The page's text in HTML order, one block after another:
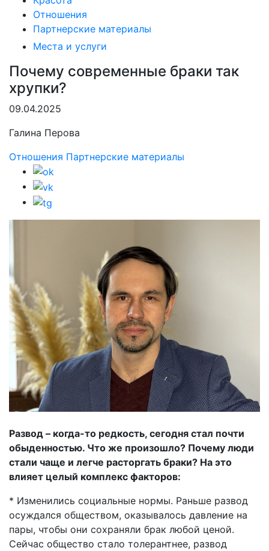
Отношения
Партнерские материалы
Места и услуги
Почему современные браки так
хрупки?
09.04.2025
Галина Перова
Отношения Партнерские материалы
Развод – когда-то редкость, сегодня стал почти
обыденностью. Что же произошло? Почему люди
стали чаще и легче расторгать браки? На это
влияет целый комплекс факторов:
* Изменились социальные нормы. Раньше развод
осуждался обществом, оказывалось давление на
пары, чтобы они сохраняли брак любой ценой.
Сейчас общество стало толерантнее, развод